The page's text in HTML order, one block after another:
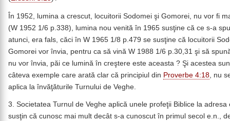
În 1952, lumina a crescut, locuitorii Sodomei şi Gomorei, nu vor fi
(W 1952 1/6 p.338), lumina nou venită în 1965 susţine că ce s-a
atunci, era fals, căci în W 1965 1/8 p.479 se susţine că locuitorii
Gomorei vor învia, pentru ca să vină W 1988 1/6 p.30,31 şi să
nu vor învia, păi ce lumină în creştere este aceasta ? Şi acestea
câteva exemple care arată clar că principiul din Proverbe 4:18 , nu
aplica la învăţăturile Turnului de Veghe.
3. Societatea Turnul de Veghe aplică unele profeţii Biblice la adresa
susţin că cunosc mai mult decât s-a cunoscut în primul secol e.n.,